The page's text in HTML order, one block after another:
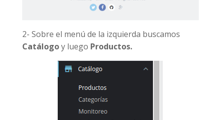
2- Sobre el menú de la izquierda buscamos
Catálogoy luego Productos.